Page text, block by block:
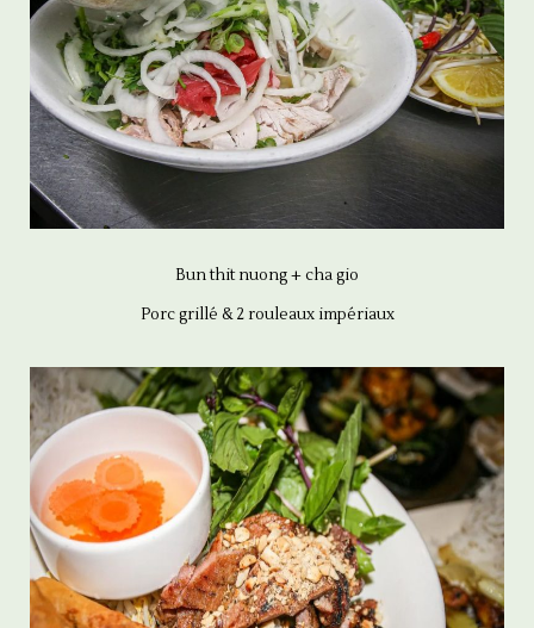
Bun thit nuong + cha gio
Porc grillé & 2 rouleaux impériaux